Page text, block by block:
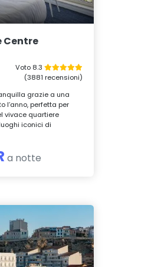
Centre
Voto 8.3
(3881 recensioni)
grazie a una
l’anno, perfetta per
vivace quartiere
iconici di
a notte